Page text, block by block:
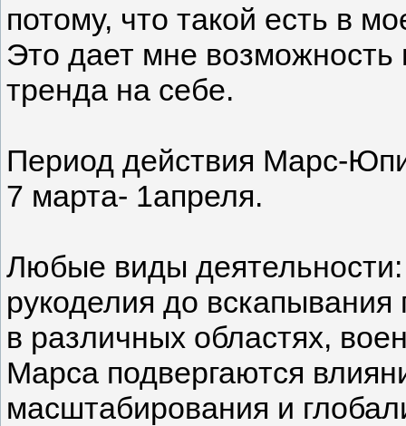
потому, что такой есть в
Это дает мне возможность
тренда на себе.
Период действия Марс-
7 марта- 1апреля.
Любые виды деятельности:
рукоделия до вскапывания
в различных областях,
Марса подвергаются
масштабирования и